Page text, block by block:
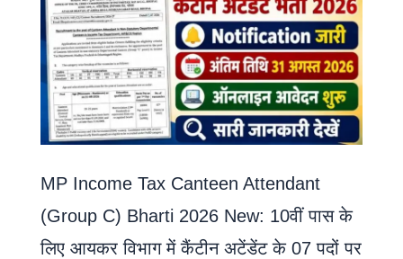
MP Income Tax Canteen Attendant
(Group C) Bharti 2026 New: 10वीं पास के
लिए आयकर विभाग में कैंटीन अटेंडेंट के 07 पदों पर